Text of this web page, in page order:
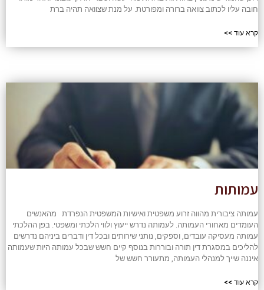
חובה עליו לכתוב צוואה ברורה ומפורטת. על מנת שצוואה תהיה ברת
קרא עוד >>
עמותות
עמותה ציבורית מהווה זרוע משפטית ואישיות המשפטית הנפרדת מהאנשים
העומדים מאחורי העמותה. לעמותה נדרש ייעוץ ולווי הלכתי ומשפטי. בפן ההלכתי
עמותה מעסיקה עובדים, וספקים, נותני שירותים ובכל דין ודברים ביניהם נדרשים
להליכים במסגרת דין תורה ובוררות בנוסף קיים חשש שבכל עמותה היות שעמותה
איננה שייך למנהלי העמותה, מתעורר חשש של
קרא עוד >>